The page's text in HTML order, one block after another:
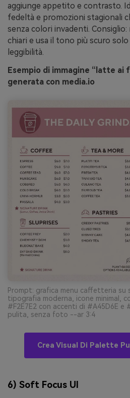
aggiunge appetito e contrasto.
fedeltà e promozioni stagionali
senza colori invadenti.
chiari e usa il tono più scuro
leggibilità.
Esempio di immagine “latte ai
generata con media.io
Prompt: grafica menu caffetteria su
tipografia moderna, icone minimal,
#F2E7E2 con accenti di #A45D6E e
pulita, senza foto --ar 3:4
Crea Visual Di Palette
6) Soft Focus UI